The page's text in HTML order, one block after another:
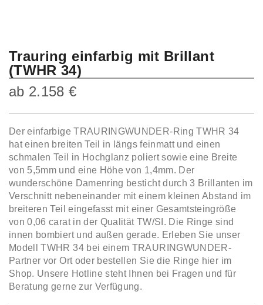
Trauring einfarbig mit Brillant
(TWHR 34)
ab 2.158€
Der einfarbige TRAURINGWUNDER-Ring TWHR 34
hat einen breiten Teil in längs feinmatt und einen
schmalen Teil in Hochglanz poliert sowie eine Breite
von 5,5mm und eine Höhe von 1,4mm. Der
wunderschöne Damenring besticht durch 3 Brillanten im
Verschnitt nebeneinander mit einem kleinen Abstand im
breiteren Teil eingefasst mit einer Gesamtsteingröße
von 0,06 carat in der Qualität TW/SI. Die Ringe sind
innen bombiert und außen gerade. Erleben Sie unser
Modell TWHR 34 bei einem TRAURINGWUNDER-
Partner vor Ort oder bestellen Sie die Ringe hier im
Shop. Unsere Hotline steht Ihnen bei Fragen und für
Beratung gerne zur Verfügung.